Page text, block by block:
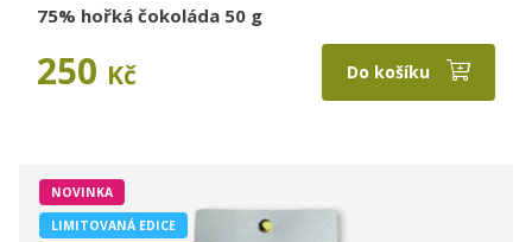
75% hořká čokoláda 50 g
250 Kč Do košíku
NOVINKA
LIMITOVANÁ EDICE